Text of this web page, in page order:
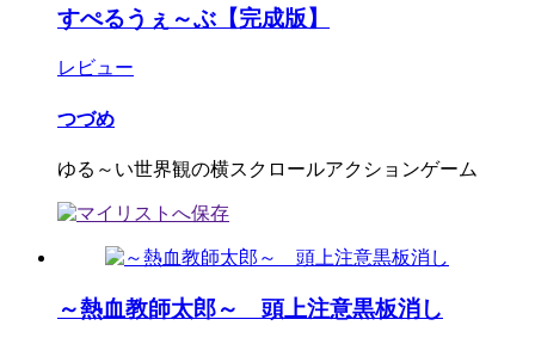
すぺるうぇ～ぶ【完成版】
レビュー
つづめ
ゆる～い世界観の横スクロールアクションゲーム
～熱血教師太郎～ 頭上注意黒板消し